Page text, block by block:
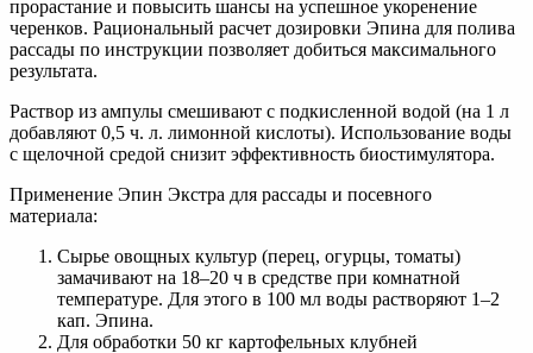
прорастание и повысить шансы на успешное укоренение
черенков. Рациональный расчет дозировки Эпина для полива
рассады по инструкции позволяет добиться максимального
результата.
Раствор из ампулы смешивают с подкисленной водой (на 1 л
добавляют 0,5 ч. л. лимонной кислоты). Использование воды
с щелочной средой снизит эффективность биостимулятора.
Применение Эпин Экстра для рассады и посевного
материала:
Сырье овощных культур (перец, огурцы, томаты)
замачивают на 18–20 ч в средстве при комнатной
температуре. Для этого в 100 мл воды растворяют 1–2
кап. Эпина.
Для обработки 50 кг картофельных клубней